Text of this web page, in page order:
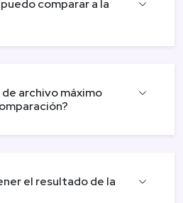
comparar a la
archivo máximo
el resultado de la